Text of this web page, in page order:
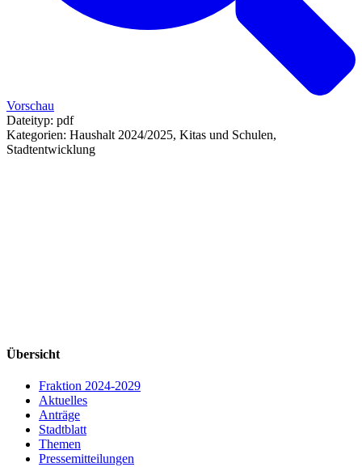
Vorschau
Dateityp: pdf
Kategorien: Haushalt 2024/2025, Kitas und Schulen,
Stadtentwicklung
Übersicht
Fraktion 2024-2029
Aktuelles
Anträge
Stadtblatt
Themen
Pressemitteilungen